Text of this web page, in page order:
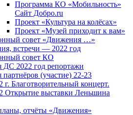
Программа КО «Мобильность»
Сайт Добро.ru
Проект «Культура на колёсах»
Проект «Музей приходит к вам»
совет «Движения …»
встречи — 2022 год
совет КО
ДС 2022 год репортажи
(участие) 22-23
г. Благотворительный концерт.
Открытие выставки Леньшина
отчёты «Движения»